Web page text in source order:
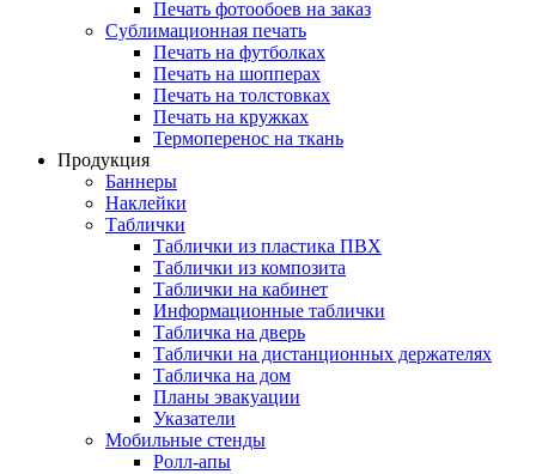
Печать фотообоев на заказ
Сублимационная печать
Печать на футболках
Печать на шопперах
Печать на толстовках
Печать на кружках
Термоперенос на ткань
Продукция
Баннеры
Наклейки
Таблички
Таблички из пластика ПВХ
Таблички из композита
Таблички на кабинет
Информационные таблички
Табличка на дверь
Таблички на дистанционных держателях
Табличка на дом
Планы эвакуации
Указатели
Мобильные стенды
Ролл-апы